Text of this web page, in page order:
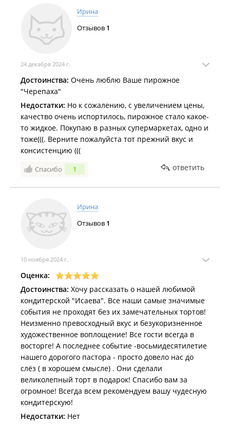
Ирина
Отзывов 1
24 декабря 2024 г.
Достоинства: Очень люблю Ваше пирожное
"Черепаха"
Недостатки: Но к сожалению, с увеличением цены,
качество очень испортилось, пирожное стало какое-
то жидкое. Покупаю в разных супермаркетах, одно и
тоже(((. Верните пожалуйста тот прежний вкус и
консистенцию (((
Спасибо 1 ответить
Ирина
Отзывов 1
10 ноября 2024 г.
Оценка:
Достоинства: Хочу рассказать о нашей любимой
кондитерской "Исаева". Все наши самые значимые
события не проходят без их замечательных тортов!
Неизменно превосходный вкус и безукоризненное
художественное воплощение! Все гости всегда в
восторге! А последнее событие -восьмидесятилетие
нашего дорогого пастора - просто довело нас до
слёз ( в хорошем смысле) . Они сделали
великолепный торт в подарок! Спасибо вам за
огромное! Всегда всем рекомендуем вашу чудесную
кондитерскую!
Недостатки: Нет